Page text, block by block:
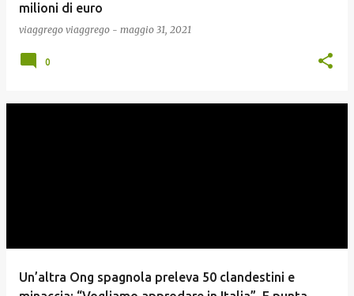
milioni di euro
viaggrego viaggrego - maggio 31, 2021
0
Un’altra Ong spagnola preleva 50 clandestini e